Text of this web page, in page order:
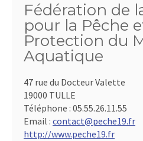
Fédération de
pour la Pêche
Protection du
Aquatique
47 rue du Docteur Valette
19000 TULLE
Téléphone : 05.55.26.11.55
Email : contact@peche19.fr
http://www.peche19.fr